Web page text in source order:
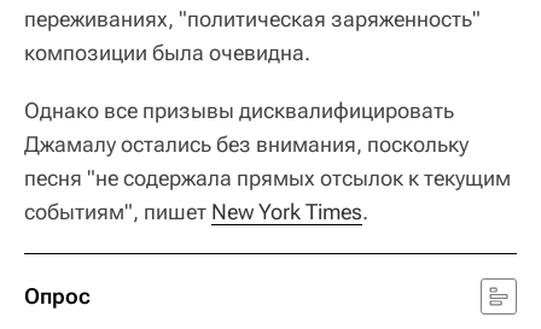
переживаниях, "политическая заряженность"
композиции была очевидна.
Однако все призывы дисквалифицировать
Джамалу остались без внимания, поскольку
песня "не содержала прямых отсылок к текущим
событиям", пишет New York Times.
Опрос